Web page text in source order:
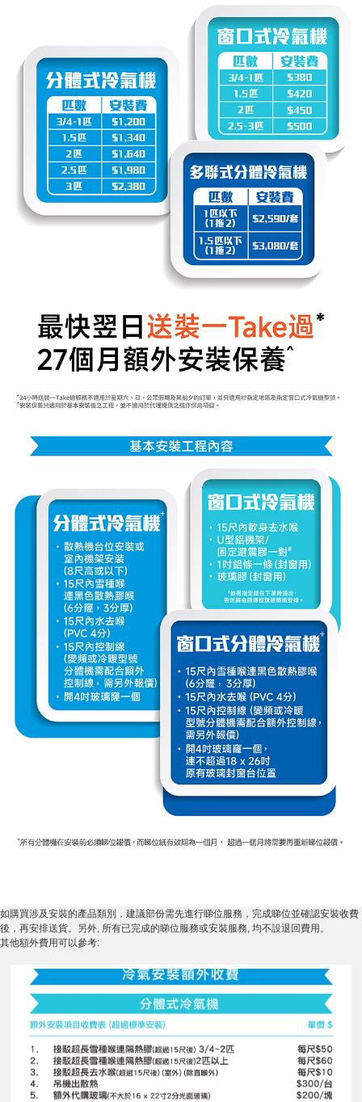
如購買涉及安裝的產品類別，建議部份需先進行睇位服務，完成睇位並確認安裝收費
後，再安排送貨。另外, 所有已完成的睇位服務或安裝服務, 均不設退回費用。
其他額外費用可以參考: